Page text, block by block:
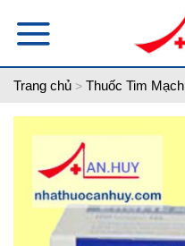
Trang chủ > Thuốc Tim Mạch